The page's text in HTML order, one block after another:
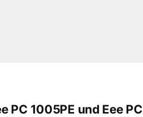
PC 1005PE und Eee